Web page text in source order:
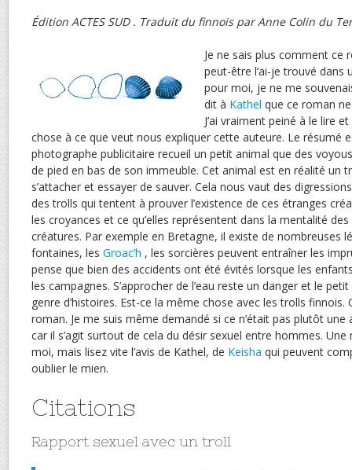
Édition ACTES SUD . Traduit du finnois par Anne Colin du
Je ne sais plus comment ce
peut-être l’ai-je trouvé dans
pour moi, je ne me
dit à Kathel que ce roman
J’ai vraiment peiné à le lire
chose à ce que veut nous expliquer cette auteure. Le résumé
photographe publicitaire recueil un petit animal que des
de pied en bas de son immeuble. Cet animal est en réalité un
s’attacher et essayer de sauver. Cela nous vaut des
des trolls qui tentent à prouver l’existence de ces étranges
les croyances et ce qu’elles représentent dans la mentalité
créatures. Par exemple en Bretagne, il existe de nombreuses
fontaines, les Groac’h , les sorcières peuvent entraîner les
pense que bien des accidents ont été évités lorsque les
les campagnes. S’approcher de l’eau reste un danger et le
genre d’histoires. Est-ce la même chose avec les trolls finnois.
roman. Je me suis même demandé si ce n’était pas plutôt une
car il s’agit surtout de cela du désir sexuel entre hommes.
moi, mais lisez vite l’avis de Kathel, de Keisha qui peuvent
oublier le mien.
Citations
Rapport sexuel avec un troll